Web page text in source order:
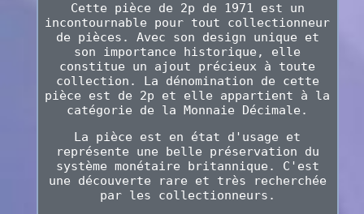
Cette pièce de 2p de 1971 est un
incontournable pour tout collectionneur
de pièces. Avec son design unique et
son importance historique, elle
constitue un ajout précieux à toute
collection. La dénomination de cette
pièce est de 2p et elle appartient à la
catégorie de la Monnaie Décimale.
La pièce est en état d'usage et
représente une belle préservation du
système monétaire britannique. C'est
une découverte rare et très recherchée
par les collectionneurs.